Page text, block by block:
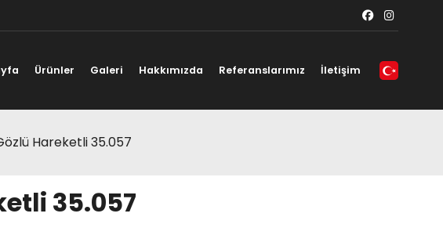
Ürünler Galeri Hakkımızda Referanslarımız İletişim
Hareketli 35.057
35.057